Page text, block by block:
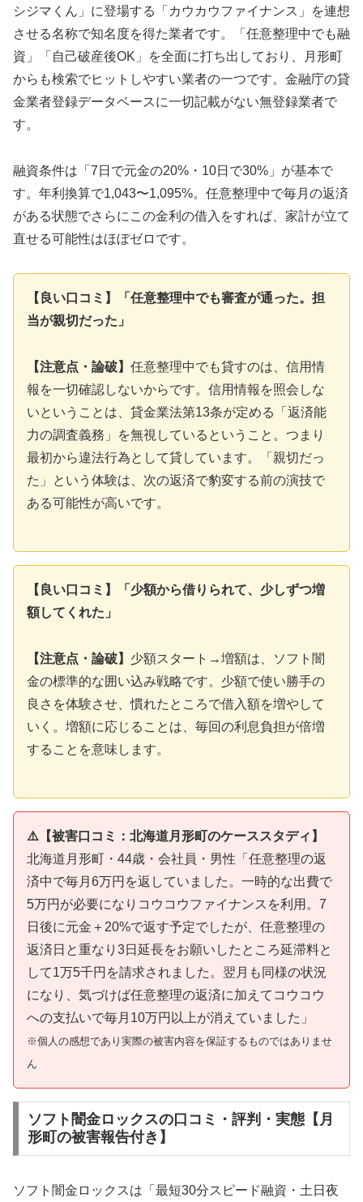
シジマくん」に登場する「カウカウファイナンス」を連想
させる名称で知名度を得た業者です。「任意整理中でも融
資」「自己破産後OK」を全面に打ち出しており、月形町
からも検索でヒットしやすい業者の一つです。金融庁の貸
金業者登録データベースに一切記載がない無登録業者で
す。
融資条件は「7日で元金の20%・10日で30%」が基本で
す。年利換算で1,043〜1,095%。任意整理中で毎月の返済
がある状態でさらにこの金利の借入をすれば、家計が立て
直せる可能性はほぼゼロです。
【良い口コミ】「任意整理中でも審査が通った。担
当が親切だった」
【注意点・論破】 任意整理中でも貸すのは、信用情
報を一切確認しないからです。信用情報を照会しな
いということは、貸金業法第13条が定める「返済能
力の調査義務」を無視しているということ。つまり
最初から違法行為として貸しています。「親切だっ
た」という体験は、次の返済で豹変する前の演技で
ある可能性が高いです。
【良い口コミ】「少額から借りられて、少しずつ増
額してくれた」
【注意点・論破】 少額スタート→増額は、ソフト闇
金の標準的な囲い込み戦略です。少額で使い勝手の
良さを体験させ、慣れたところで借入額を増やして
いく。増額に応じることは、毎回の利息負担が倍増
することを意味します。
⚠️【被害口コミ：北海道月形町のケーススタディ】
北海道月形町・44歳・会社員・男性「任意整理の返
済中で毎月6万円を返していました。一時的な出費で
5万円が必要になりコウコウファイナンスを利用。7
日後に元金＋20%で返す予定でしたが、任意整理の
返済日と重なり3日延長をお願いしたところ延滞料と
して1万5千円を請求されました。翌月も同様の状況
になり、気づけば任意整理の返済に加えてコウコウ
への支払いで毎月10万円以上が消えていました」
※個人の感想であり実際の被害内容を保証するものではありませ
ん
ソフト闇金ロックスの口コミ・評判・実態【月
形町の被害報告付き】
ソフト闇金ロックスは「最短30分スピード融資・土日夜